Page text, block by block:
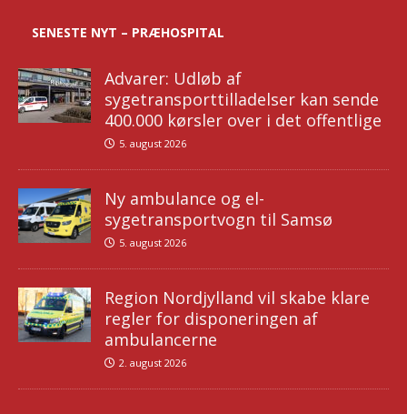
SENESTE NYT – PRÆHOSPITAL
Advarer: Udløb af
sygetransporttilladelser kan sende
400.000 kørsler over i det offentlige
5. august 2026
Ny ambulance og el-
sygetransportvogn til Samsø
5. august 2026
Region Nordjylland vil skabe klare
regler for disponeringen af
ambulancerne
2. august 2026